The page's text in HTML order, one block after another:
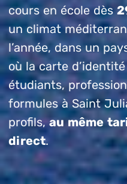
cours en école dès
un climat
l’année, dans un
où la carte
étudiants,
formules à Saint
profils,au même
direct.